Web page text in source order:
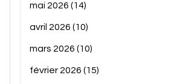
mai 2026 (14)
avril 2026 (10)
mars 2026 (10)
février 2026 (15)